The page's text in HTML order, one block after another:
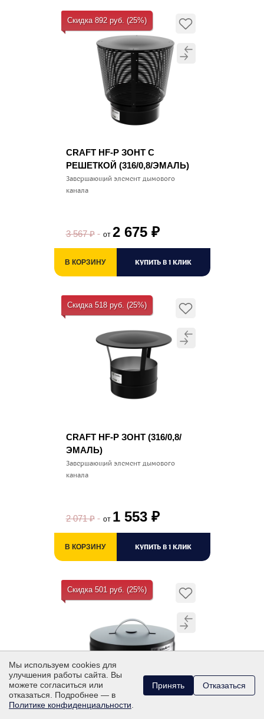
Скидка 892 руб. (25%)
CRAFT HF-P ЗОНТ С
РЕШЕТКОЙ (316/0,8/ЭМАЛЬ)
Завершающий элемент дымового
канала
3 567₽ от 2 675 ₽
В КОРЗИНУ КУПИТЬ В 1 КЛИК
Скидка 518 руб. (25%)
CRAFT HF-P ЗОНТ (316/0,8/
ЭМАЛЬ)
Завершающий элемент дымового
канала
2 071₽ от 1 553 ₽
В КОРЗИНУ КУПИТЬ В 1 КЛИК
Скидка 501 руб. (25%)
Мы используем cookies для
улучшения работы сайта. Вы
можете согласиться или
отказаться. Подробнее — в
Политике конфиденциальности
Принять Отказаться